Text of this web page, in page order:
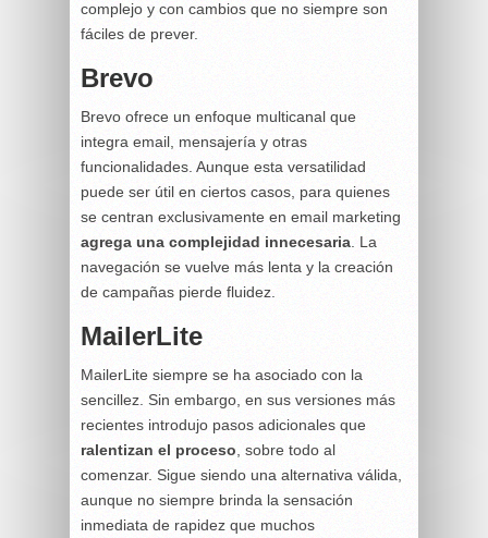
complejo y con cambios que no siempre son
fáciles de prever.
Brevo
Brevo ofrece un enfoque multicanal que
integra email, mensajería y otras
funcionalidades. Aunque esta versatilidad
puede ser útil en ciertos casos, para quienes
se centran exclusivamente en email marketing
agrega una complejidad innecesaria . La
navegación se vuelve más lenta y la creación
de campañas pierde fluidez.
MailerLite
MailerLite siempre se ha asociado con la
sencillez. Sin embargo, en sus versiones más
recientes introdujo pasos adicionales que
ralentizan el proceso , sobre todo al
comenzar. Sigue siendo una alternativa válida,
aunque no siempre brinda la sensación
inmediata de rapidez que muchos